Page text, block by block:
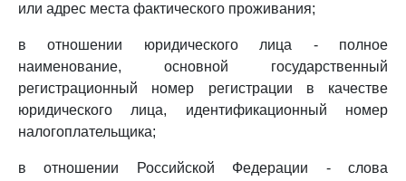
или адрес места фактического проживания;
в отношении юридического лица - полное
наименование, основной государственный
регистрационный номер регистрации в качестве
юридического лица, идентификационный номер
налогоплательщика;
в отношении Российской Федерации - слова